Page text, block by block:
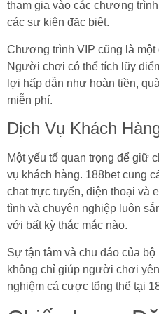
tham gia vào các chương
các sự kiện đặc biệt.
Chương trình VIP cũng là
Người chơi có thể tích lũy
lợi hấp dẫn như hoàn tiền,
miễn phí.
Dịch Vụ Khách
Một yếu tố quan trọng để giữ
vụ khách hàng. 188bet cung
chat trực tuyến, điện thoại và
tình và chuyên nghiệp luôn
với bất kỳ thắc mắc nào.
Sự tận tâm và chu đáo của
không chỉ giúp người chơi
nghiệm cá cược tổng thể tại